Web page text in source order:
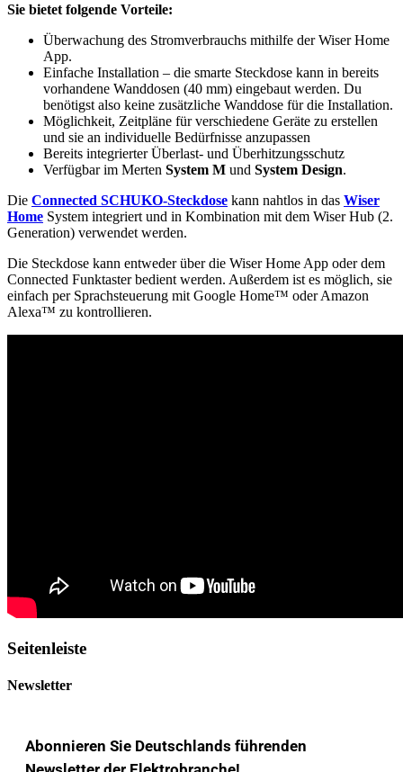
Sie bietet folgende Vorteile:
Überwachung des Stromverbrauchs mithilfe der Wiser Home
App.
Einfache Installation – die smarte Steckdose kann in bereits
vorhandene Wanddosen (40 mm) eingebaut werden. Du
benötigst also keine zusätzliche Wanddose für die Installation.
Möglichkeit, Zeitpläne für verschiedene Geräte zu erstellen
und sie an individuelle Bedürfnisse anzupassen
Bereits integrierter Überlast- und Überhitzungsschutz
Verfügbar im Merten System M und System Design.
Die Connected SCHUKO-Steckdose kann nahtlos in das Wiser
Home System integriert und in Kombination mit dem Wiser Hub (2.
Generation) verwendet werden.
Die Steckdose kann entweder über die Wiser Home App oder dem
Connected Funktaster bedient werden. Außerdem ist es möglich, sie
einfach per Sprachsteuerung mit Google Home™ oder Amazon
Alexa™ zu kontrollieren.
Seitenleiste
Newsletter
Abonnieren Sie Deutschlands führenden